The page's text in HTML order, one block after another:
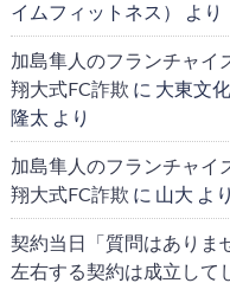
イムフィットネス）
より
加島隼人のフランチャイ
翔大式FC詐欺 に 大東文
隆太 より
加島隼人のフランチャイ
翔大式FC詐欺 に 山大 より
契約当日「質問はありま
左右する契約は成立して